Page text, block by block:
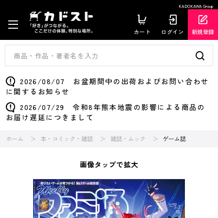
KADOKAWA Group
カート ログイン 新規登録
2026/08/07 お盆期間中の出荷およびお問い合わせ
に関するお知らせ
2026/07/29 令和8年熊本地震の影響による商品の
お届け遅延につきまして
ホーム 本・コミック・雑誌 雑誌・ムック ゲーム誌
画像タップで拡大